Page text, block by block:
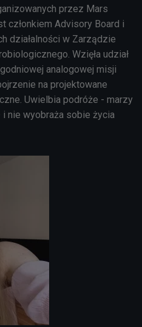
przez Mars
członkiem Advisory Board i
działalności w Zarządzie
Wzięła udział
analogowej misji
na projektowane
Uwielbia podróże - marzy
i nie wyobraża sobie życia